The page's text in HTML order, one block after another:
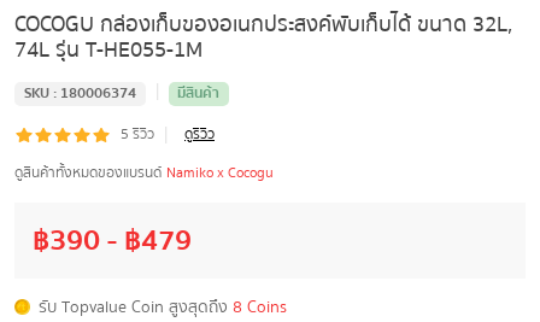
COCOGU กล่องเก็บของอเนกประสงค์พับเก็บได้ ขนาด 32L,
74L รุ่น T-HE055-1M
SKU : 180006374 |
มีสินค้า
5 รีวิว |
ดูรีวิว
ดูสินค้าทั้งหมดของแบรนด์ Namiko x Cocogu
฿390- ฿479
รับ Topvalue Coin สูงสุดถึง 8 Coins